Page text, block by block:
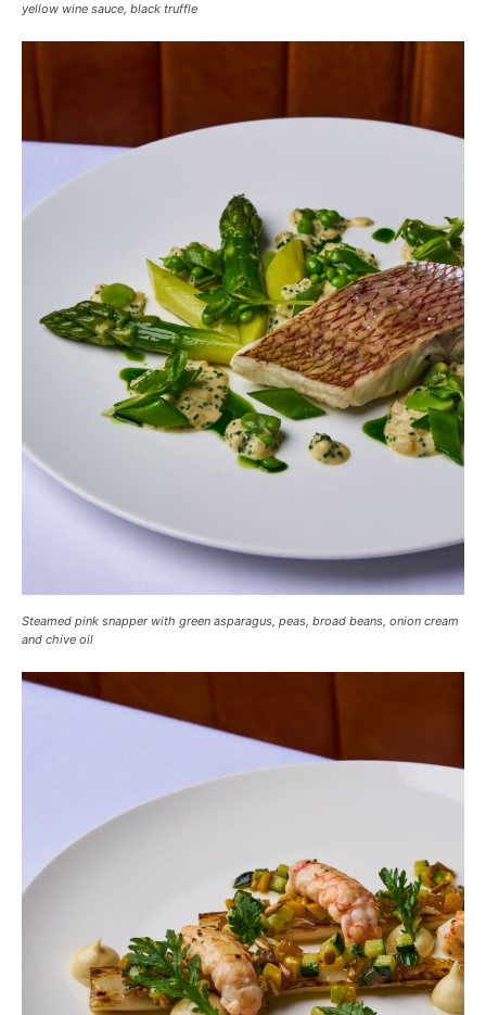
yellow wine sauce, black truffle
Steamed pink snapper with green asparagus, peas, broad beans, onion cream
and chive oil